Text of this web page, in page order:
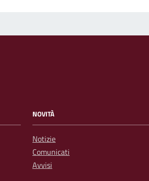
NOVITÀ
Notizie
Comunicati
Avvisi